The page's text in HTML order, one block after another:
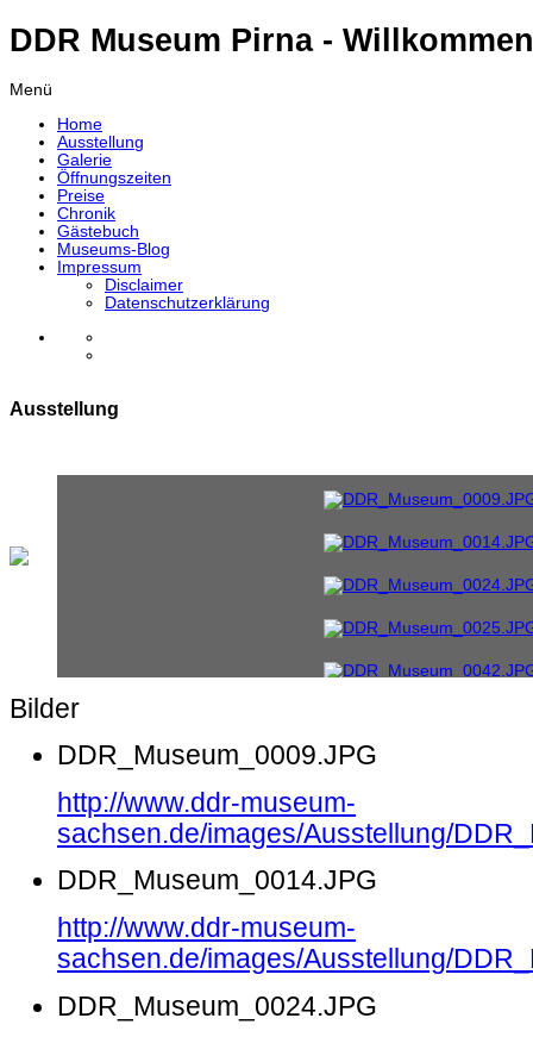
DDR Museum Pirna -
Menü
Home
Ausstellung
Galerie
Öffnungszeiten
Preise
Chronik
Gästebuch
Museums-Blog
Impressum
Disclaimer
Datenschutzerklärung
Ausstellung
Bilder
DDR_Museum_0009.JPG
http://www.ddr-museum-
sachsen.de/images/Ausstellung/
DDR_Museum_0014.JPG
http://www.ddr-museum-
sachsen.de/images/Ausstellung/
DDR_Museum_0024.JPG